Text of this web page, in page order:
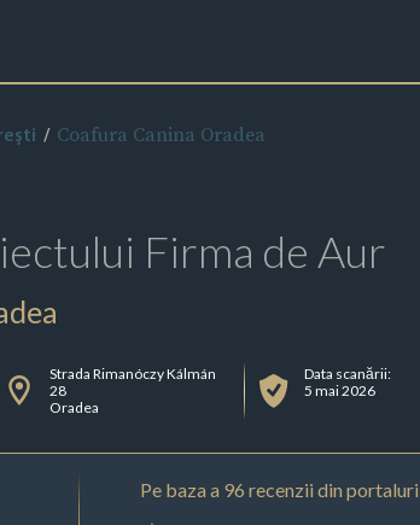
Coafura Canina Oradea
Firma de Aur
Strada Rimanóczy Kálmán
28
Oradea
Data scanării:
5 mai 2026
Pe baza a 96 recenzii din